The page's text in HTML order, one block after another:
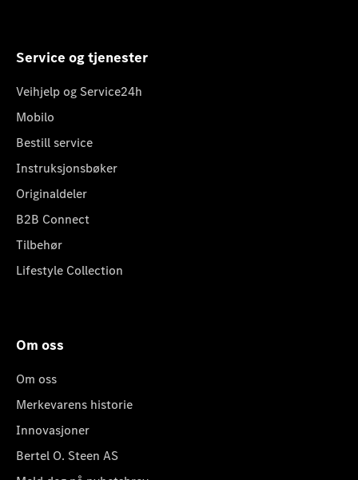
Service og tjenester
Veihjelp og Service24h
Mobilo
Bestill service
Instruksjonsbøker
Originaldeler
B2B Connect
Tilbehør
Lifestyle Collection
Om oss
Om oss
Merkevarens historie
Innovasjoner
Bertel O. Steen AS